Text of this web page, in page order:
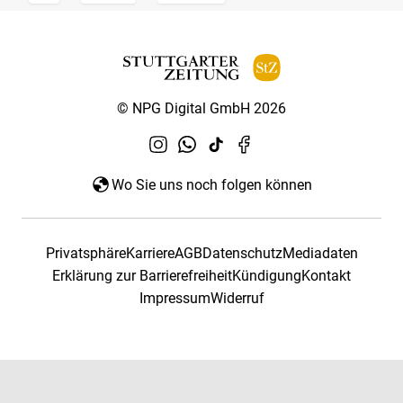
© NPG Digital GmbH 2026
Wo Sie uns noch folgen können
PrivatsphäreKarriereAGBDatenschutzMediadaten
Erklärung zur BarrierefreiheitKündigungKontakt
ImpressumWiderruf